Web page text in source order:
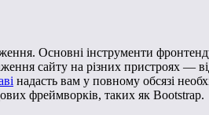
Основні інструменти
сайту на різних пристроях —
надасть вам у повному обсязі
фреймворків, таких як Bootstrap.